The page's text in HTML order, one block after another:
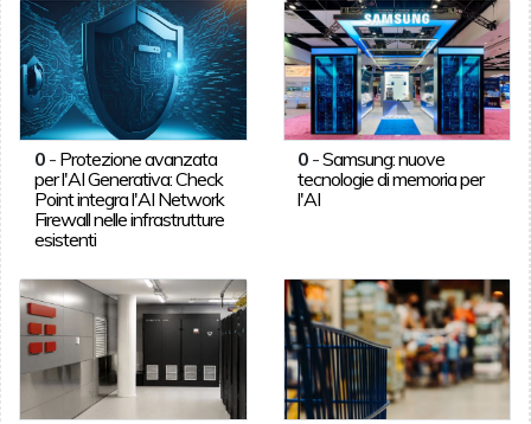
0- Protezione avanzata
per l'AI Generativa: Check
Point integra l'AI Network
Firewall nelle infrastrutture
esistenti
0 -Samsung: nuove
tecnologie di memoria per
l'AI